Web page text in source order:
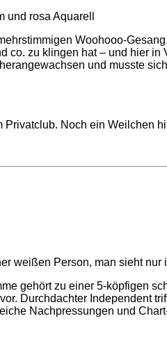
Woohooo-
co. zu klingen hat – und hier
und musste
Privatclub. Noch ein Weilchen
gehört zu einer 5-köpfigen
Durchdachter Independent
Nachpressungen und